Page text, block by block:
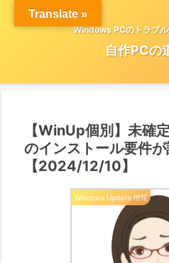
Windows PCのトラブ
自作PCの
【WinUp個別】未確
のインストール要件
【2024/12/10】
Windows Update 情報
Translate »